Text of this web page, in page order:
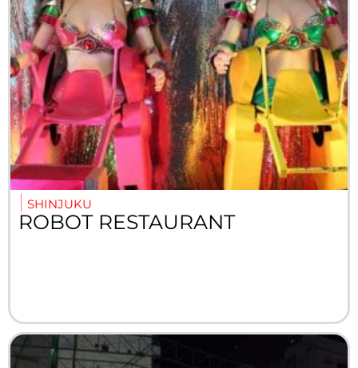
SHINJUKU
ROBOT RESTAURANT